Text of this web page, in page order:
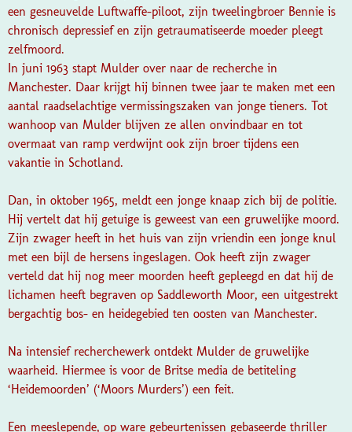
een gesneuvelde Luftwaffe-piloot, zijn tweelingbroer Bennie is
chronisch depressief en zijn getraumatiseerde moeder pleegt
zelfmoord.
In juni 1963 stapt Mulder over naar de recherche in
Manchester. Daar krijgt hij binnen twee jaar te maken met een
aantal raadselachtige vermissingszaken van jonge tieners. Tot
wanhoop van Mulder blijven ze allen onvindbaar en tot
overmaat van ramp verdwijnt ook zijn broer tijdens een
vakantie in Schotland.
Dan, in oktober 1965, meldt een jonge knaap zich bij de politie.
Hij vertelt dat hij getuige is geweest van een gruwelijke moord.
Zijn zwager heeft in het huis van zijn vriendin een jonge knul
met een bijl de hersens ingeslagen. Ook heeft zijn zwager
verteld dat hij nog meer moorden heeft gepleegd en dat hij de
lichamen heeft begraven op Saddleworth Moor, een uitgestrekt
bergachtig bos- en heidegebied ten oosten van Manchester.
Na intensief recherchewerk ontdekt Mulder de gruwelijke
waarheid. Hiermee is voor de Britse media de betiteling
‘Heidemoorden’ (‘Moors Murders’) een feit.
Een meeslepende, op ware gebeurtenissen gebaseerde thriller